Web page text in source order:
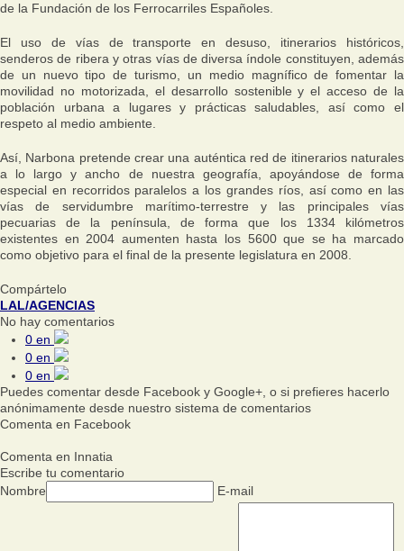
de la Fundación de los Ferrocarriles Españoles.
El uso de vías de transporte en desuso, itinerarios históricos,
senderos de ribera y otras vías de diversa índole constituyen, además
de un nuevo tipo de turismo, un medio magnífico de fomentar la
movilidad no motorizada, el desarrollo sostenible y el acceso de la
población urbana a lugares y prácticas saludables, así como el
respeto al medio ambiente.
Así, Narbona pretende crear una auténtica red de itinerarios naturales
a lo largo y ancho de nuestra geografía, apoyándose de forma
especial en recorridos paralelos a los grandes ríos, así como en las
vías de servidumbre marítimo-terrestre y las principales vías
pecuarias de la península, de forma que los 1334 kilómetros
existentes en 2004 aumenten hasta los 5600 que se ha marcado
como objetivo para el final de la presente legislatura en 2008.
Compártelo
LAL/AGENCIAS
No hay comentarios
0 en
0 en
0 en
Puedes comentar desde Facebook y Google+, o si prefieres hacerlo
anónimamente desde nuestro sistema de comentarios
Comenta en Facebook
Comenta en Innatia
Escribe tu comentario
Nombre
E-mail